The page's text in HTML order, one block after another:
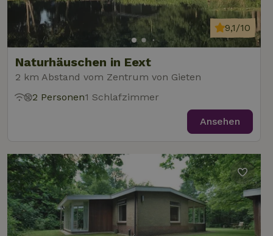
Naturhäuschen in Eext
2 km Abstand vom Zentrum von Gieten
9,1/10
2 Personen1 Schlafzimmer
Ansehen